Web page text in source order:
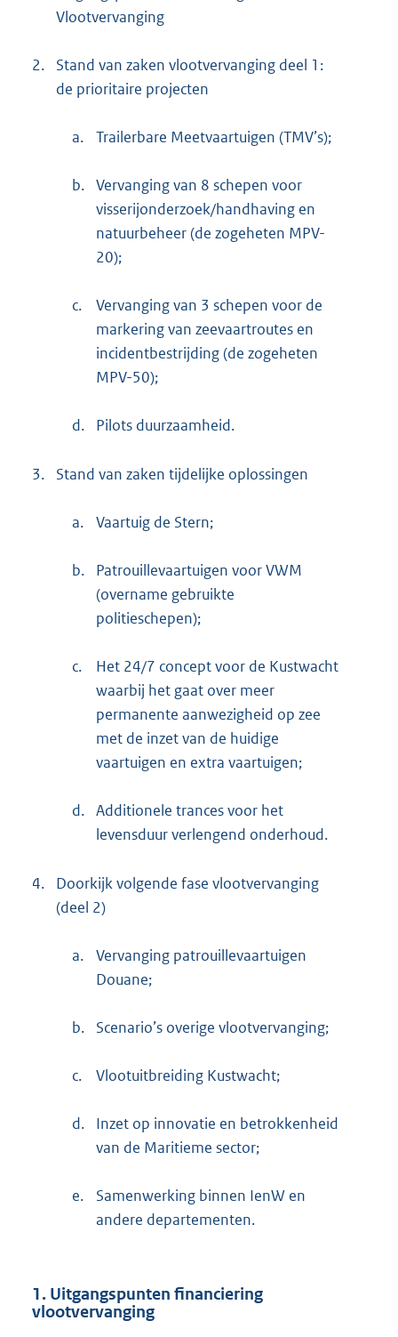
Vlootvervanging
2.
Stand van zaken vlootvervanging deel 1:
de prioritaire projecten
a. Trailerbare Meetvaartuigen (TMV’s);
b. Vervanging van 8 schepen voor
visserijonderzoek/handhaving en
natuurbeheer (de zogeheten MPV-
20);
c.
Vervanging van 3 schepen voor de
markering van zeevaartroutes en
incidentbestrijding (de zogeheten
MPV-50);
d. Pilots duurzaamheid.
3. Stand van zaken tijdelijke oplossingen
a. Vaartuig de Stern;
b.
Patrouillevaartuigen voor VWM
(overname gebruikte
politieschepen);
c.
Het 24/7 concept voor de Kustwacht
waarbij het gaat over meer
permanente aanwezigheid op zee
met de inzet van de huidige
vaartuigen en extra vaartuigen;
d. Additionele trances voor het
levensduur verlengend onderhoud.
4.
Doorkijk volgende fase vlootvervanging
(deel 2)
a.
Vervanging patrouillevaartuigen
Douane;
b. Scenario’s overige vlootvervanging;
c. Vlootuitbreiding Kustwacht;
d.
Inzet op innovatie en betrokkenheid
van de Maritieme sector;
e.
Samenwerking binnen IenW en
andere departementen.
1. Uitgangspunten financiering
vlootvervanging